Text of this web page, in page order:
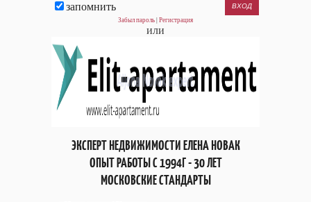
запомнить
Забыл пароль Регистрация
или
ЭКСПЕРТ НЕДВИЖИМОСТИ ЕЛЕНА НОВАК
ОПЫТ РАБОТЫ С 1994Г - 30 ЛЕТ
МОСКОВСКИЕ СТАНДАРТЫ